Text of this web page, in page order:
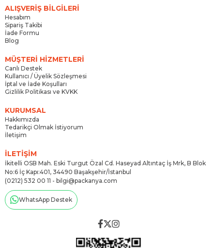
ALIŞVERİŞ BİLGİLERİ
Hesabım
Sipariş Takibi
İade Formu
Blog
MÜŞTERİ HİZMETLERİ
Canlı Destek
Kullanıcı / Üyelik Sözleşmesi
İptal ve İade Koşulları
Gizlilik Politikası ve KVKK
KURUMSAL
Hakkımızda
Tedarikçi Olmak İstiyorum
İletişim
İLETİŞİM
İkitelli OSB Mah. Eski Turgut Özal Cd. Haseyad Altıntaç İş Mrk, B Blok
No:6 İç Kapı:401, 34490 Başakşehir/İstanbul
(0212) 532 00 11 - bilgi@packanya.com
WhatsApp Destek